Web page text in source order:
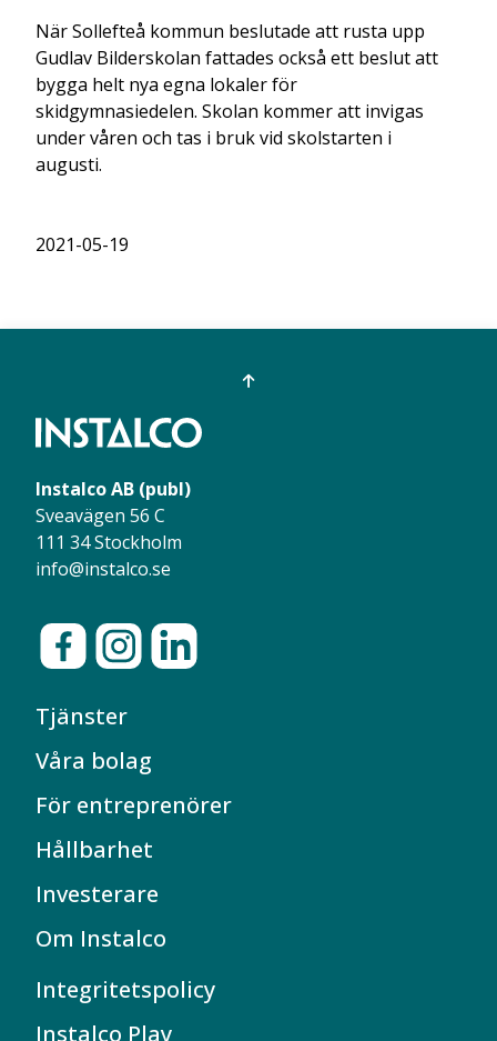
När Sollefteå kommun beslutade att rusta upp
Gudlav Bilderskolan fattades också ett beslut att
bygga helt nya egna lokaler för
skidgymnasiedelen. Skolan kommer att invigas
under våren och tas i bruk vid skolstarten i
augusti.
2021-05-19
Instalco AB (publ)
Sveavägen 56 C
111 34 Stockholm
info@instalco.se
Tjänster
Våra bolag
För entreprenörer
Hållbarhet
Investerare
Om Instalco
Integritetspolicy
Instalco Play